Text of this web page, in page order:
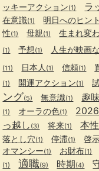
ッキーアクション(1) ラ
在意識(1) 明日へのヒント
性(1) 母親(1) 生まれ変
(1) 予想(1) 人生が映画
(11) 日本人 (1) 信頼(1)
(1) 開運アクション(1)
ング(5) 無意識(1) 趣
(1) オーラの色(1)
っ越し (3) 将来(1) 本性
落とし穴(1) 停滞(1) 啓
オマンシー(1) お財布(1)
(1) 適職(9) 時期(4)